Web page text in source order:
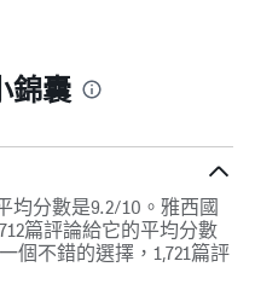
錦囊
均分數是9.2/10。雅西國
篇評論給它的平均分數
個不錯的選擇，1,721篇評